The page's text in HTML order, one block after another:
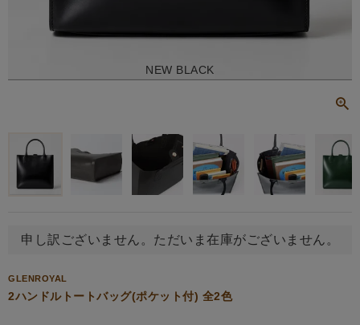
NEW BLACK
申し訳ございません。ただいま在庫がございません。
GLENROYAL
2ハンドルトートバッグ(ポケット付) 全2色